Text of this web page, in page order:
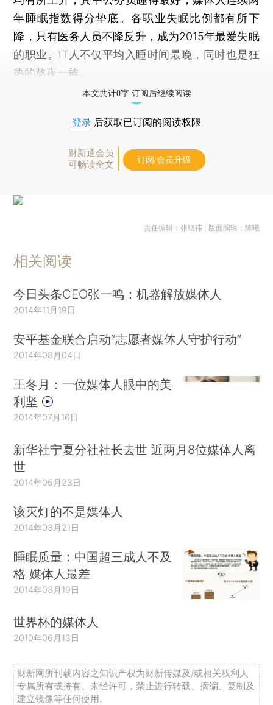
年睡眠指数得分垫底。各职业失眠比例都有所下
降，只有医务人员不降反升，成为2015年最爱失眠
的职业。IT人不仅平均入睡时间最晚，同时也是狂
热的熬夜一族。
本文共计0字 订阅后继续阅读
登录 后获取已订阅的阅读权限
财新通会员
可畅读全文
订阅/会员升级
责任编辑：张继伟 | 版面编辑：陈曦
相关阅读
今日头条CEO张一鸣：机器解放媒体人
2014年11月19日
安平基金联合启动“志愿者媒体人守护行动”
2014年08月04日
王冬月：一位媒体人眼中的美
利坚
2014年07月16日
新华社宁夏分社社长去世 近两月8位媒体人离
世
2014年05月23日
该灭灯的不是媒体人
2014年03月21日
睡眠质量：中国超三成人不及
格 媒体人最差
2014年03月19日
世界杯的媒体人
2010年06月13日
财新网所刊载内容之知识产权为财新传媒及/或相关权利人
专属所有或持有。未经许可，禁止进行转载、摘编、复制及
建立镜像等任何使用。